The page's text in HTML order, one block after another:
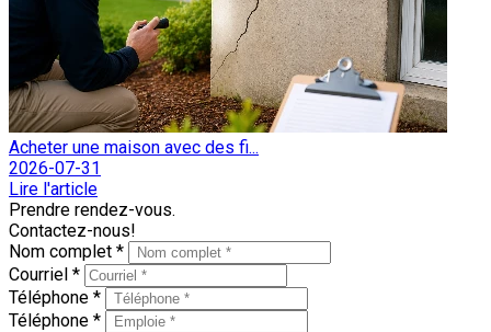
Acheter une maison avec des fi...
2026-07-31
Lire l'article
Prendre rendez-vous.
Contactez-nous!
Nom complet *
Courriel *
Téléphone *
Téléphone *